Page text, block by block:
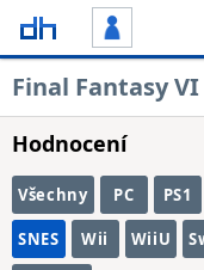
Final Fantasy VI
Hodnocení
Všechny PC PS1
SNES Wii WiiU